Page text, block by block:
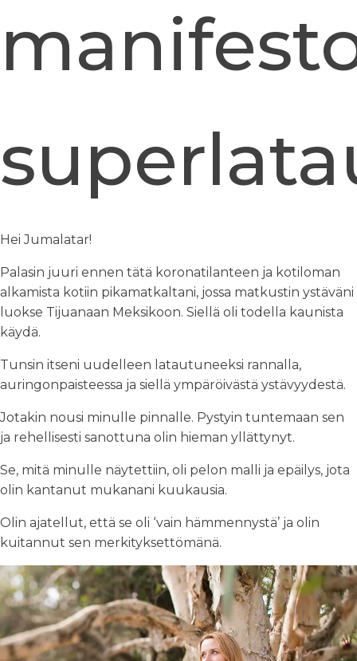
Hei Jumalatar!
Palasin juuri ennen tätä koronatilanteen ja kotiloman
alkamista kotiin pikamatkaltani, jossa matkustin ystäväni
luokse Tijuanaan Meksikoon. Siellä oli todella kaunista
käydä.
Tunsin itseni uudelleen latautuneeksi rannalla,
auringonpaisteessa ja siellä ympäröivästä ystävyydestä.
Jotakin nousi minulle pinnalle. Pystyin tuntemaan sen
ja rehellisesti sanottuna olin hieman yllättynyt.
Se, mitä minulle näytettiin, oli pelon malli ja epäilys, jota
olin kantanut mukanani kuukausia.
Olin ajatellut, että se oli ‘vain hämmennystä’ ja olin
kuitannut sen merkityksettömänä.